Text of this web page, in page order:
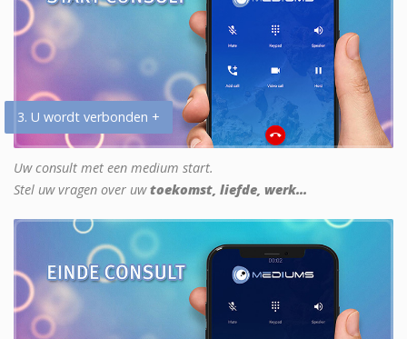
3. U wordt verbonden +
Uw consult met een medium start.
Stel uw vragen over uwtoekomst, liefde, werk...